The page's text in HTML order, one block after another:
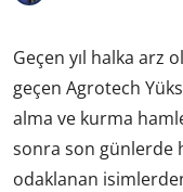
Geçen yıl halka arz
geçen Agrotech
alma ve kurma
sonra son günlerde
odaklanan